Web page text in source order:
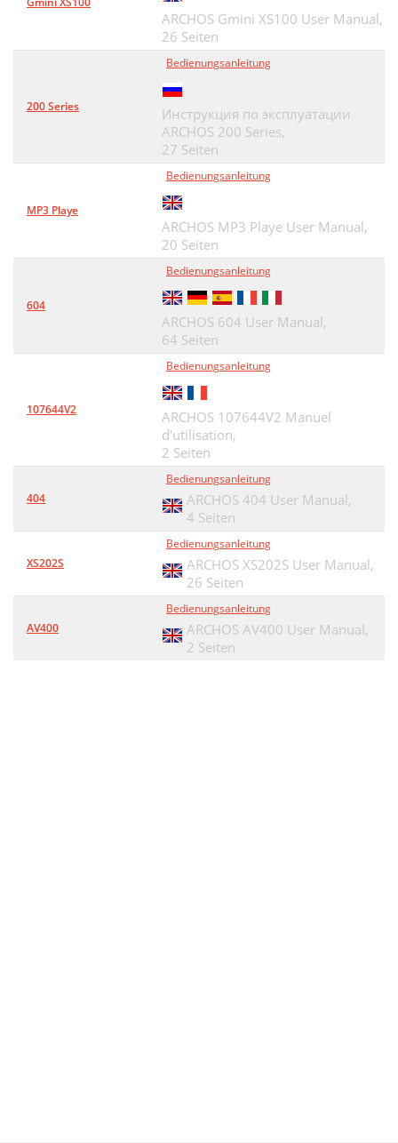
ARCHOS Gmini XS100 User Manual,
26 Seiten
200 Series
Bedienungsanleitung
Инструкция по эксплуатации
ARCHOS 200 Series,
27 Seiten
MP3 Playe
Bedienungsanleitung
ARCHOS MP3 Playe User Manual,
20 Seiten
604
Bedienungsanleitung
ARCHOS 604 User Manual,
64 Seiten
107644V2
Bedienungsanleitung
ARCHOS 107644V2 Manuel
d'utilisation,
2 Seiten
404
Bedienungsanleitung
ARCHOS 404 User Manual,
4 Seiten
XS202S
Bedienungsanleitung
ARCHOS XS202S User Manual,
26 Seiten
AV400
Bedienungsanleitung
ARCHOS AV400 User Manual,
2 Seiten